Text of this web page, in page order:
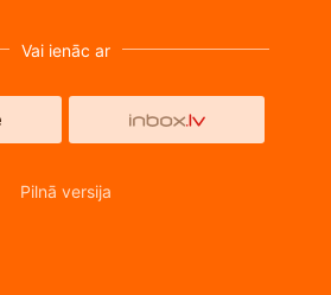
Vai ienāc ar
Pilnā versija